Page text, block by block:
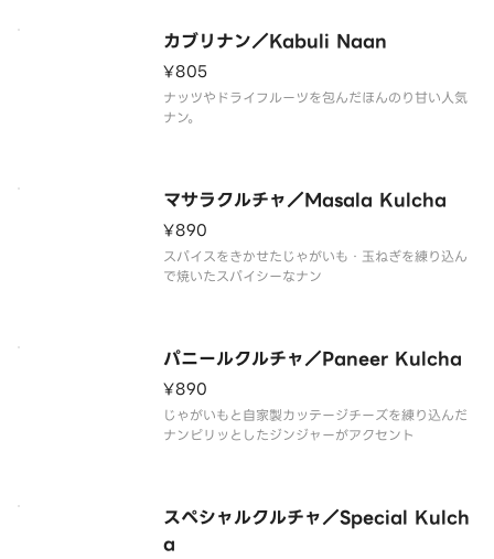
カブリナン／Kabuli Naan
¥805
ナッツやドライフルーツを包んだほんのり甘い人気
ナン。
マサラクルチャ／Masala Kulcha
¥890
スパイスをきかせたじゃがいも・玉ねぎを練り込ん
で焼いたスパイシーなナン
パニールクルチャ／Paneer Kulcha
¥890
じゃがいもと自家製カッテージチーズを練り込んだ
ナンピリッとしたジンジャーがアクセント
スペシャルクルチャ／Special Kulch
a